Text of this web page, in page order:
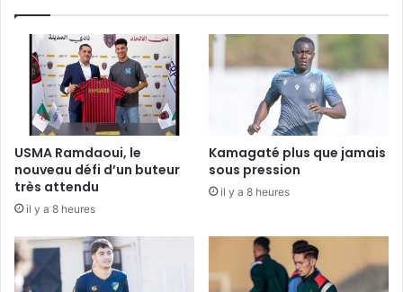
USMA Ramdaoui, le
nouveau défi d’un buteur
très attendu
il y a 8 heures
Kamagaté plus que jamais
sous pression
il y a 8 heures